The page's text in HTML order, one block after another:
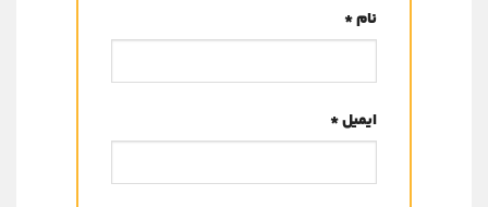
نام*
ایمیل*